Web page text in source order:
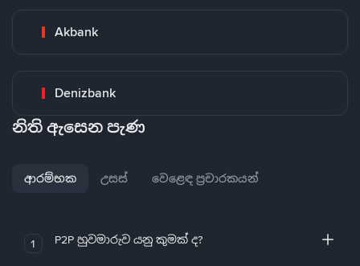
Akbank
Denizbank
නිති ඇසෙන පැණ
ආරම්භක උසස් වෙළෙඳ ප්‍රචාරකයන්
1 P2P හුවමාරුව යනු කුමක් ද?